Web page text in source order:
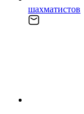
шахматистов